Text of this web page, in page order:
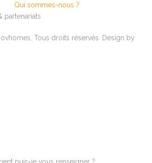
Qui sommes-nous ?
partenariats
Tous droits réservés. Design by